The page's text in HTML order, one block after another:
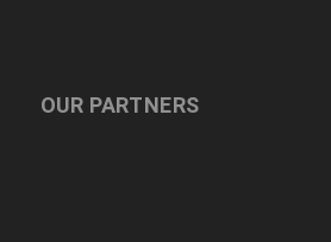
OUR PARTNERS